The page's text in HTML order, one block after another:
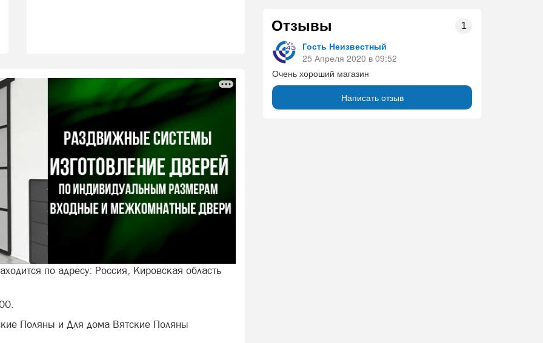
по адресу: Россия, Кировская область
Поляны и Для дома Вятские Поляны
Отзывы 1
Гость Неизвестный
25 Апреля 2020 в 09:52
Очень хороший магазин
Написать отзыв